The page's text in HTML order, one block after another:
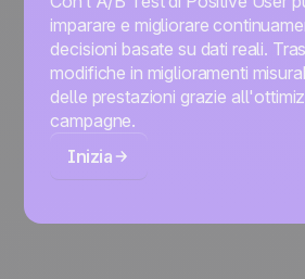
imparare e migliorare
decisioni basate su dati reali.
modifiche in miglioramenti
delle prestazioni grazie
campagne.
Inizia